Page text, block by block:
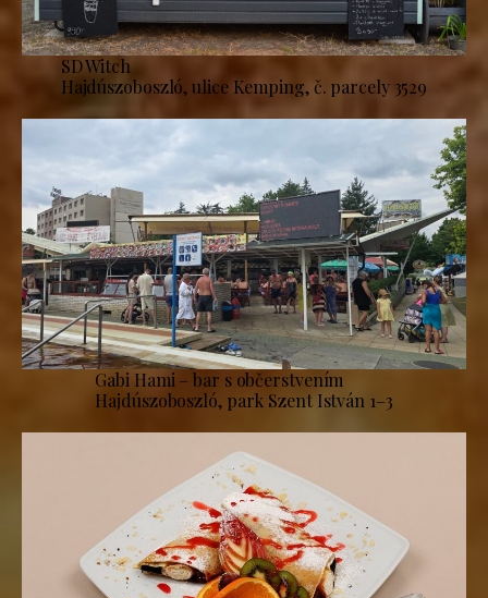
SD Witch
Hajdúszoboszló, ulice Kemping, č. parcely 3529
Gabi Hami – bar s občerstvením
Hajdúszoboszló, park Szent István 1–3